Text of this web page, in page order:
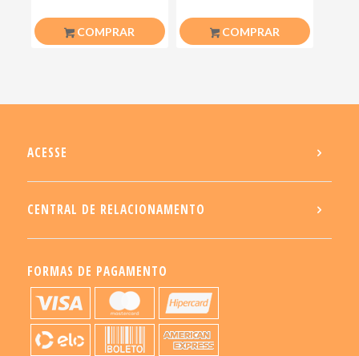
COMPRAR COMPRAR
ACESSE
CENTRAL DE RELACIONAMENTO
FORMAS DE PAGAMENTO